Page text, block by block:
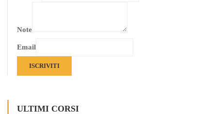
Note
Email
ISCRIVITI
ULTIMI CORSI